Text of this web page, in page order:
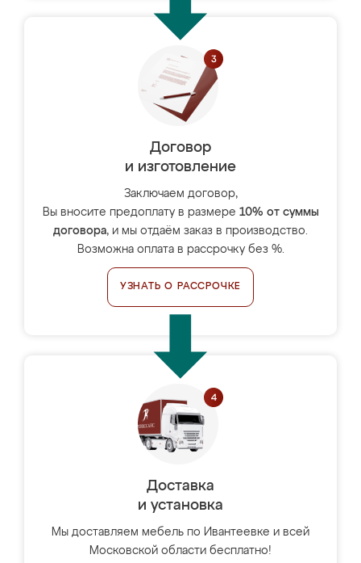
Договор
и изготовление
Заключаем договор,
Вы вносите предоплату в размере 10% от суммы
договора, и мы отдаём заказ в производство.
Возможна оплата в рассрочку без %.
УЗНАТЬ О РАССРОЧКЕ
Доставка
и установка
Мы доставляем мебель по Ивантеевке и всей
Московской области бесплатно!